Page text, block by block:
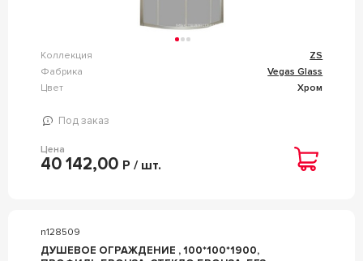
Коллекция
ZS
Фабрика
Vegas Glass
Цвет
Хром
Под заказ
Цена
40 142,00 Р / шт.
n128509
ДУШЕВОЕ ОГРАЖДЕНИЕ , 100*100*1900,